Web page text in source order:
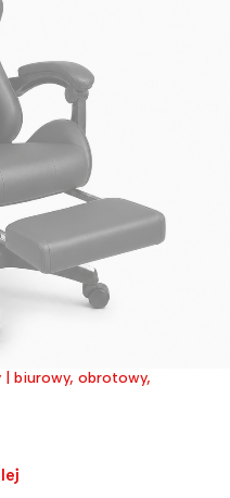
| biurowy, obrotowy,